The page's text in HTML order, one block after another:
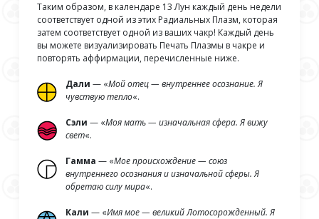
Таким образом, в календаре 13 Лун каждый день недели
соответствует одной из этих Радиальных Плазм, которая
затем соответствует одной из ваших чакр! Каждый день
вы можете визуализировать Печать Плазмы в чакре и
повторять аффирмации, перечисленные ниже.
Дали — «Мой отец — внутреннее осознание. Я
чувствую тепло«.
Сэли— «Моя мать — изначальная сфера. Я вижу
свет«.
Гамма — «Мое происхождение — союз
внутреннего осознания и изначальной сферы. Я
обретаю силу мира«.
Кали— «Имя мое — великий Лотосорожденный. Я